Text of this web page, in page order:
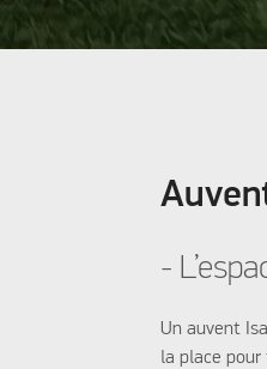
-
Un auvent
la place